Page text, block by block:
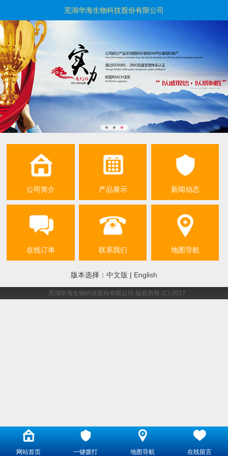
芜湖华海生物科技股份有限公司
公司简介 产品展示 新闻动态
在线订单 联系我们 地图导航
版本选择： 中文版 | English
芜湖华海生物科技股份有限公司 版权所有 (C) 2017
网站首页 一键拨打 地图导航 在线留言